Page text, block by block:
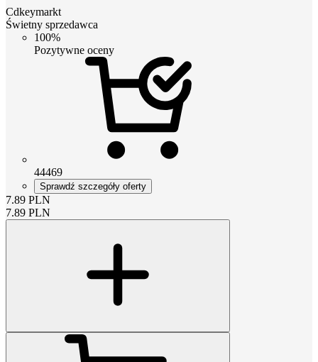
Cdkeymarkt
Świetny sprzedawca
100%
Pozytywne oceny
44469
Sprawdź szczegóły oferty
7.89 PLN
7.89 PLN